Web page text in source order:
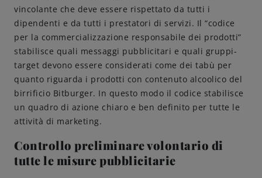
vincolante che deve essere rispettato da tutti i
dipendenti e da tutti i prestatori di servizi. Il “codice
per la commercializzazione responsabile dei prodotti”
stabilisce quali messaggi pubblicitari e quali gruppi-
target devono essere considerati come dei tabù per
quanto riguarda i prodotti con contenuto alcoolico del
birrificio Bitburger. In questo modo il codice stabilisce
un quadro di azione chiaro e ben definito per tutte le
attività di marketing.
Controllo preliminare volontario di
tutte le misure pubblicitarie